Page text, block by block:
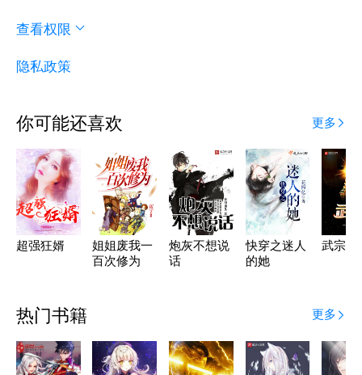
查看权限
隐私政策
你可能还喜欢 更多
超强狂婿
姐姐废我一
百次修为
炮灰不想说
话
快穿之迷人
的她
武宗
热门书籍 更多